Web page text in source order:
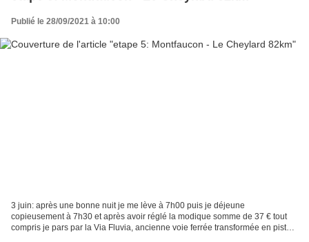
Publié le 28/09/2021 à 10:00
3 juin: après une bonne nuit je me lève à 7h00 puis je déjeune
copieusement à 7h30 et après avoir réglé la modique somme de 37 € tout
compris je pars par la Via Fluvia, ancienne voie ferrée transformée en piste